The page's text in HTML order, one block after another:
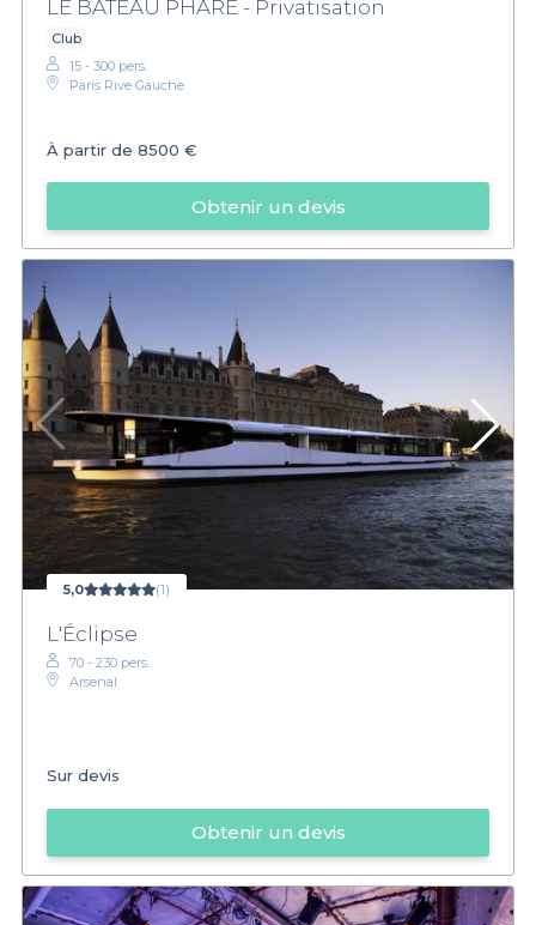
LE BATEAU PHARE - Privatisation
Club
15 - 300 pers.
Paris Rive Gauche
À partir de 8500 €
Obtenir un devis
5,0 (1)
L'Éclipse
70 - 230 pers.
Arsenal
Sur devis
Obtenir un devis